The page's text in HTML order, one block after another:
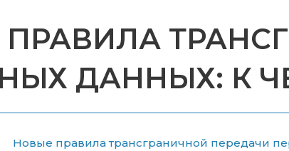
ДАННЫХ: К
Новые правила трансграничной передачи